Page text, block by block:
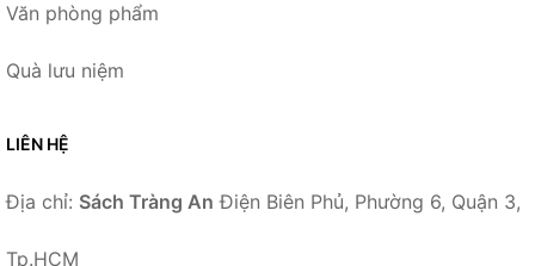
Văn phòng phẩm
Quà lưu niệm
LIÊN HỆ
Địa chỉ: Sách Tràng An Điện Biên Phủ, Phường 6, Quận 3,
Tp.HCM